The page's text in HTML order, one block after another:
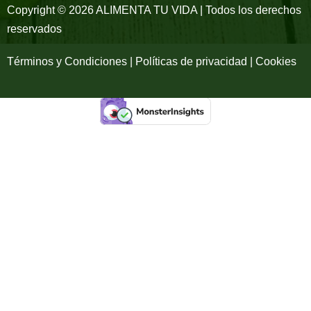
-
m
Copyright © 2026 ALIMENTA TU VIDA | Todos los derechos
reservados
Términos y Condiciones | Políticas de privacidad | Cookies